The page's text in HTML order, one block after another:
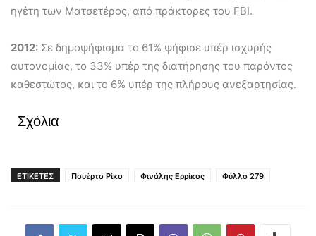
ηγέτη των Ματσετέρος, από πράκτορες του FBI.
2012: Σε δημοψήφισμα το 61% ψήφισε υπέρ ισχυρής
αυτονομίας, το 33% υπέρ της διατήρησης του παρόντος
καθεστώτος, και το 6% υπέρ της πλήρους ανεξαρτησίας.
Σχόλια
ΕΤΙΚΕΤΕΣ Πουέρτο Ρίκο Φινάλης Ερρίκος Φύλλο 279